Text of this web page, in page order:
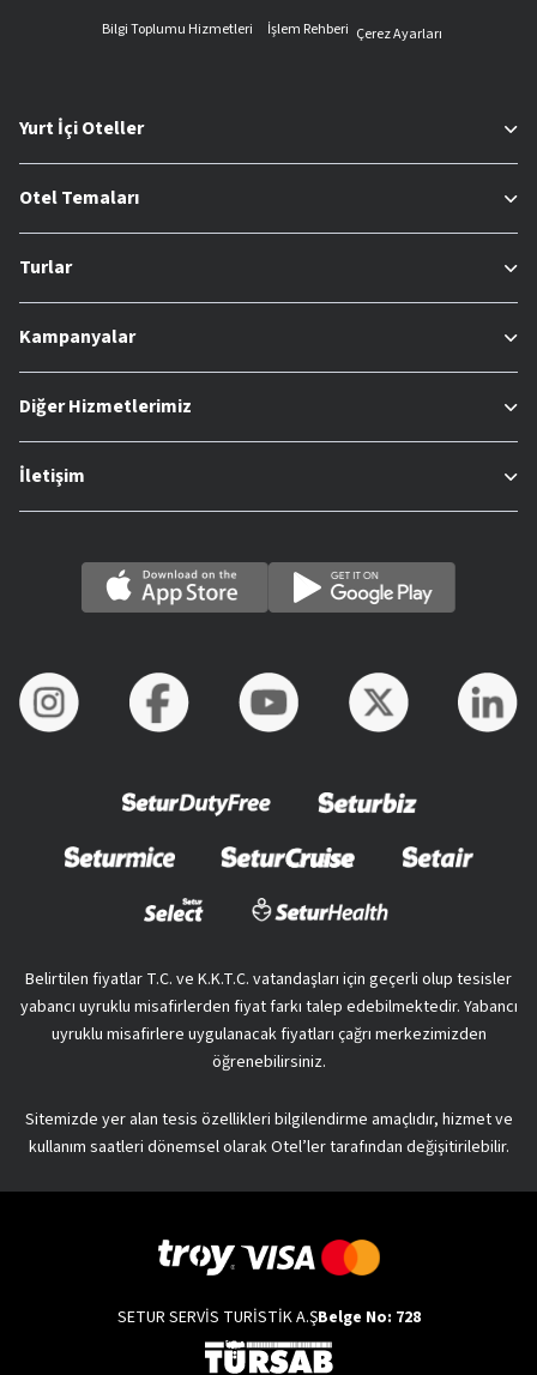
Bilgi Toplumu Hizmetleri
İşlem Rehberi Çerez Ayarları
Yurt İçi Oteller
Otel Temaları
Turlar
Kampanyalar
Diğer Hizmetlerimiz
İletişim
Belirtilen fiyatlar T.C. ve K.K.T.C. vatandaşları için geçerli olup tesisler
yabancı uyruklu misafirlerden fiyat farkı talep edebilmektedir. Yabancı
uyruklu misafirlere uygulanacak fiyatları çağrı merkezimizden
öğrenebilirsiniz.
Sitemizde yer alan tesis özellikleri bilgilendirme amaçlıdır, hizmet ve
kullanım saatleri dönemsel olarak Otel’ler tarafından değişitirilebilir.
SETUR SERVİS TURİSTİK A.ŞBelge No: 728